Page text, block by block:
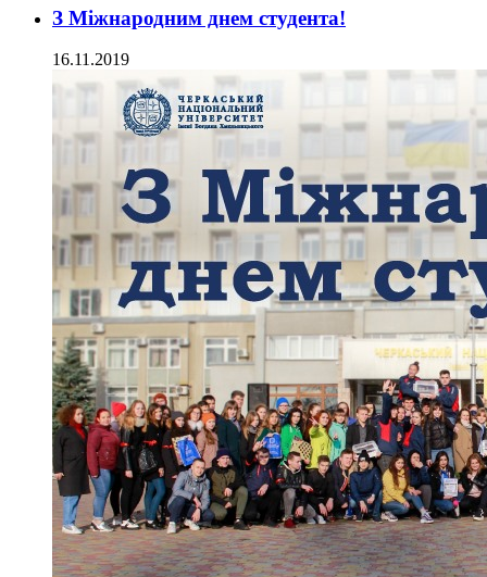
З Міжнародним днем студента!
16.11.2019